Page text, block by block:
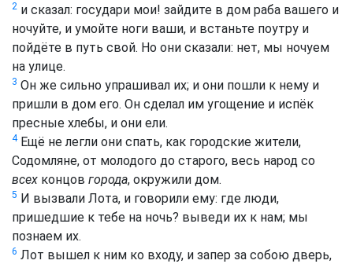
2 и сказал: государи мои! зайдите в дом раба вашего и
ночуйте, и умойте ноги ваши, и встаньте поутру и
пойдёте в путь свой. Но они сказали: нет, мы ночуем
на улице.
3 Он же сильно упрашивал их; и они пошли к нему и
пришли в дом его. Он сделал им угощение и испёк
пресные хлебы, и они ели.
4Ещё не легли они спать, как городские жители,
Содомляне, от молодого до старого, весь народ со
всех концов города, окружили дом.
5 И вызвали Лота, и говорили ему: где люди,
пришедшие к тебе на ночь? выведи их к нам; мы
познаем их.
6 Лот вышел к ним ко входу, и запер за собою дверь,